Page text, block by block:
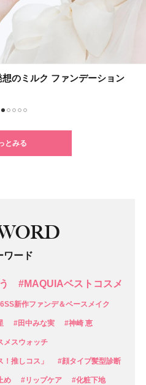
デーション
とみる
ワード
#MAQUIAベストコスメ
新作ファンデ＆ベースメイク
#田中みな実 #神崎 恵
メスウォッチ
推しコス」 #顔タイプ髪型診断
め #リップケア #化粧下地